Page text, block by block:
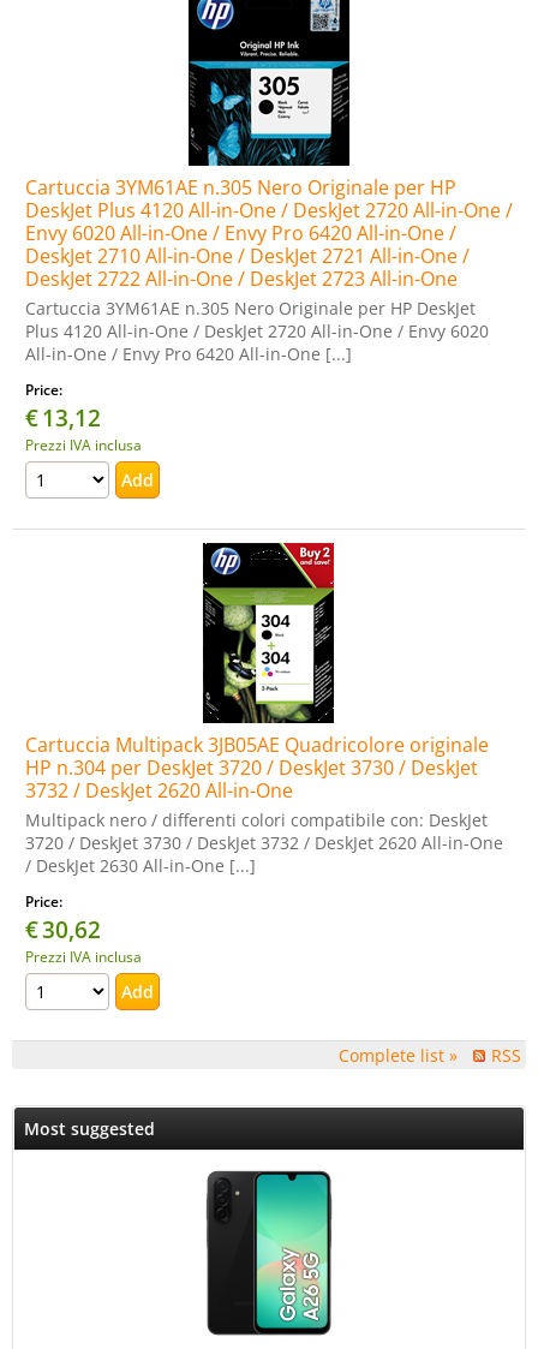
Cartuccia 3YM61AE n.305 Nero Originale per HP
DeskJet Plus 4120 All-in-One / DeskJet 2720 All-in-One /
Envy 6020 All-in-One / Envy Pro 6420 All-in-One /
DeskJet 2710 All-in-One / DeskJet 2721 All-in-One /
DeskJet 2722 All-in-One / DeskJet 2723 All-in-One
Cartuccia 3YM61AE n.305 Nero Originale per HP DeskJet
Plus 4120 All-in-One / DeskJet 2720 All-in-One / Envy 6020
All-in-One / Envy Pro 6420 All-in-One [...]
Price:
€13,12
Prezzi IVA inclusa
Cartuccia Multipack 3JB05AE Quadricolore originale
HP n.304 per DeskJet 3720 / DeskJet 3730 / DeskJet
3732 / DeskJet 2620 All-in-One
Multipack nero / differenti colori compatibile con: DeskJet
3720 / DeskJet 3730 / DeskJet 3732 / DeskJet 2620 All-in-One
/ DeskJet 2630 All-in-One [...]
Price:
€30,62
Prezzi IVA inclusa
Complete list » RSS
Most suggested